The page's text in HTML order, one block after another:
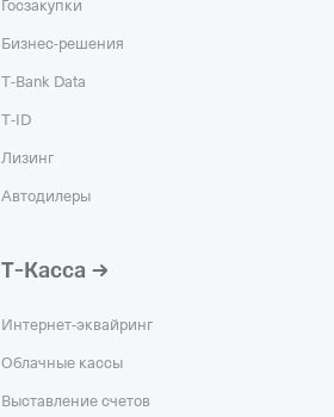
Госзакупки
Бизнес-решения
T‑Bank Data
T‑ID
Лизинг
Автодилеры
Т‑Касса
Интернет-эквайринг
Облачные кассы
Выставление счетов